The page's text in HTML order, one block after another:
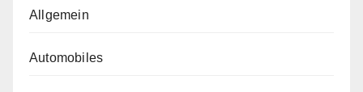
Allgemein
Automobiles